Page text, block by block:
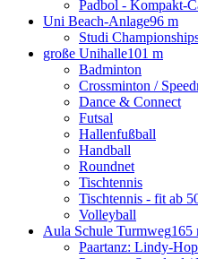
Padbol - Kompakt-
Uni Beach-Anlage96 m
Studi
große Unihalle101 m
Badminton
Crossminton /
Dance & Connect
Futsal
Hallenfußball
Handball
Roundnet
Tischtennis
Tischtennis - fit ab
Volleyball
Aula Schule Turmweg165
Paartanz: Lindy-Hop